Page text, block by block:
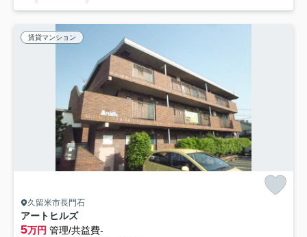
賃貸マンション
久留米市長門石
アートヒルズ
5万円 管理/共益費-